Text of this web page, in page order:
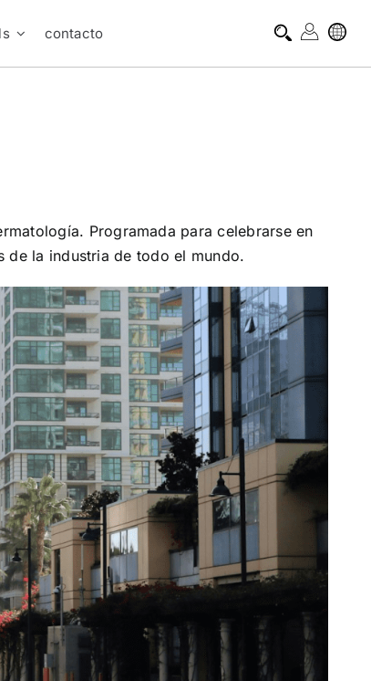
contacto
Programada para celebrarse en
de la industria de todo el mundo.